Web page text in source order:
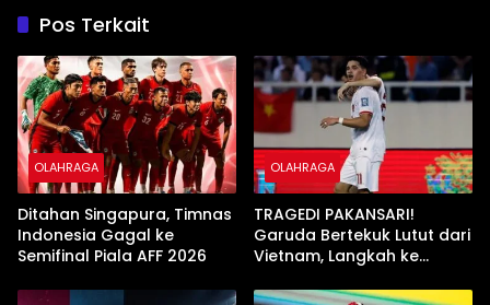
Pos Terkait
OLAHRAGA
Ditahan Singapura, Timnas
Indonesia Gagal ke
Semifinal Piala AFF 2026
OLAHRAGA
TRAGEDI PAKANSARI!
Garuda Bertekuk Lutut dari
Vietnam, Langkah ke
Tanduk